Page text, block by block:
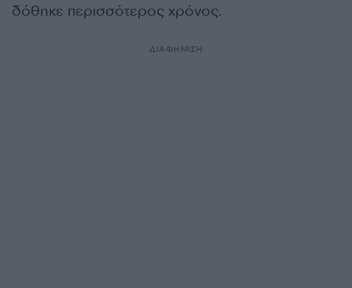
δόθηκε περισσότερος χρόνος.
ΔΙΑΦΗΜΙΣΗ